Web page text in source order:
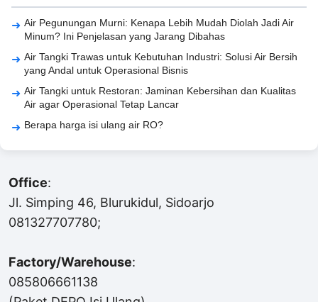
Air Pegunungan Murni: Kenapa Lebih Mudah Diolah Jadi Air
Minum? Ini Penjelasan yang Jarang Dibahas
Air Tangki Trawas untuk Kebutuhan Industri: Solusi Air Bersih
yang Andal untuk Operasional Bisnis
Air Tangki untuk Restoran: Jaminan Kebersihan dan Kualitas
Air agar Operasional Tetap Lancar
Berapa harga isi ulang air RO?
Office:
Jl. Simping 46, Blurukidul, Sidoarjo
081327707780;
Factory/Warehouse:
085806661138